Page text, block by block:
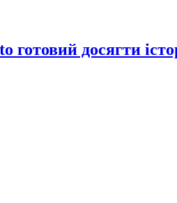
досягти